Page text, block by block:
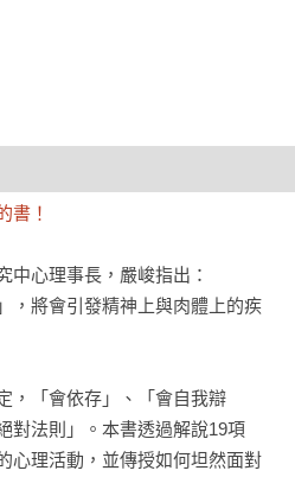
書！
中心理事長，嚴峻指出：
，將會引發精神上與肉體上的疾
，「會依存」、「會自我辯
對法則」。本書透過解說19項
心理活動，並傳授如何坦然面對